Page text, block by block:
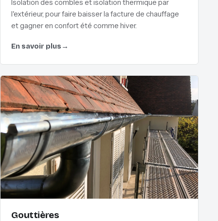
Isolation des combles et isolation thermique par
l'extérieur, pour faire baisser la facture de chauffage
et gagner en confort été comme hiver.
En savoir plus →
Gouttières